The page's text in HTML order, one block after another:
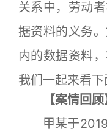
关系中，劳动
据资料的义务
内的数据资料
我们一起来看下
【案情回顾
甲某于2019